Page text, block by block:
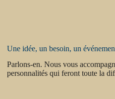
Une idée, un besoin, un
Parlons-en. Nous vous
personnalités qui feront toute la